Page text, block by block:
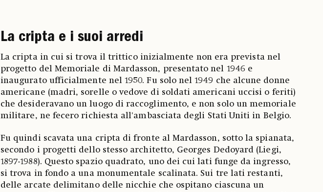
La cripta e i suoi arredi
La cripta in cui si trova il trittico inizialmente non era prevista nel
progetto del Memoriale di Mardasson, presentato nel 1946 e
inaugurato ufficialmente nel 1950. Fu solo nel 1949 che alcune donne
americane (madri, sorelle o vedove di soldati americani uccisi o feriti)
che desideravano un luogo di raccoglimento, e non solo un memoriale
militare, ne fecero richiesta all'ambasciata degli Stati Uniti in Belgio.
Fu quindi scavata una cripta di fronte al Mardasson, sotto la spianata,
secondo i progetti dello stesso architetto, Georges Dedoyard (Liegi,
1897-1988). Questo spazio quadrato, uno dei cui lati funge da ingresso,
si trova in fondo a una monumentale scalinata. Sui tre lati restanti,
delle arcate delimitano delle nicchie che ospitano ciascuna un